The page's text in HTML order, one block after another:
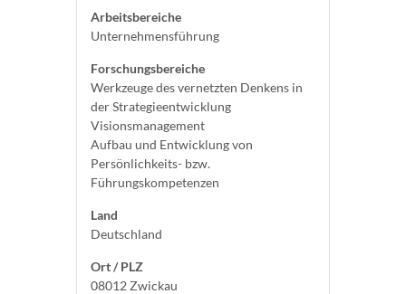
Arbeitsbereiche
Unternehmensführung
Forschungsbereiche
Werkzeuge des vernetzten Denkens in
der Strategieentwicklung
Visionsmanagement
Aufbau und Entwicklung von
Persönlichkeits- bzw.
Führungskompetenzen
Land
Deutschland
Ort / PLZ
08012 Zwickau